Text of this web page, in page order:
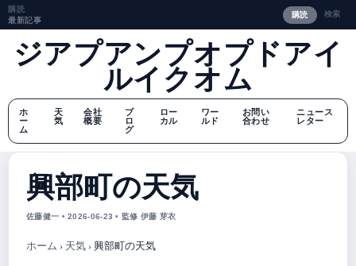
購読
最新記事
購読 検索
ジアプアンプオプドアイ
ルイクオム
ホ
ー
ム
天
気
会社
概要
ブ
ロ
グ
ロー
カル
ワー
ルド
お問い
合わせ
ニュース
レター
興部町の天気
佐藤健一 • 2026-06-23 • 監修 伊藤 芽衣
ホーム › 天気›興部町の天気